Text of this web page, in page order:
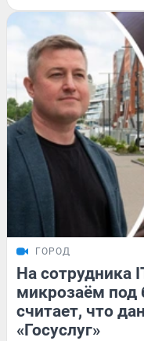
ГОРОД
На сотрудника
микрозаём
считает, что
«Госуслуг»